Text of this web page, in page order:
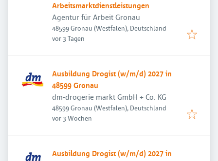
Arbeitsmarktdienstleistungen
Agentur für Arbeit Gronau
48599 Gronau (Westfalen), Deutschland
Veröffentlicht
vor 3 Tagen
Ausbildung Drogist (w/m/d) 2027 in
48599 Gronau
dm-drogerie markt GmbH + Co. KG
48599 Gronau (Westfalen), Deutschland
Veröffentlicht
vor 3 Wochen
Ausbildung Drogist (w/m/d) 2027 in